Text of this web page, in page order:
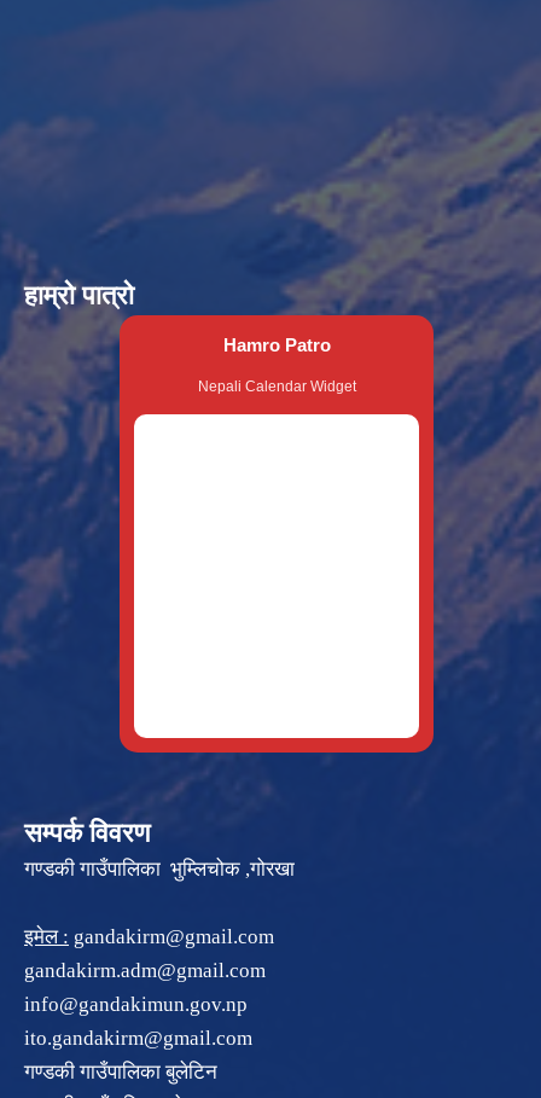
हाम्रो पात्रो
Hamro Patro
Nepali Calendar Widget
सम्पर्क विवरण
गण्डकी गाउँपालिका भुम्लिचोक ,गोरखा
इमेल : gandakirm@gmail.com
gandakirm.adm@gmail.com
info@gandakimun.gov.np
ito.gandakirm@gmail.com
गण्डकी गाउँपालिका बुलेटिन